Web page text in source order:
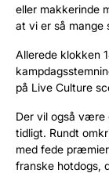
eller makkerinde
at vi er så mange
Allerede klokken
på Live Culture
Der vil også være
tidligt. Rundt
med fede
franske hotdogs,